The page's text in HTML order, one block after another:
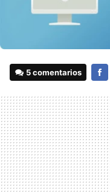
5 comentarios